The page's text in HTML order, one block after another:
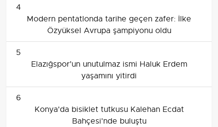
4
Modern pentatlonda tarihe geçen zafer: İlke
Özyüksel Avrupa şampiyonu oldu
5
Elazığspor’un unutulmaz ismi Haluk Erdem
yaşamını yitirdi
6
Konya'da bisiklet tutkusu Kalehan Ecdat
Bahçesi'nde buluştu